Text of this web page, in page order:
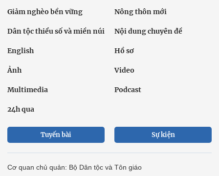
Giảm nghèo bền vững Nông thôn mới
Dân tộc thiểu số và miền núi Nội dung chuyên đề
English Hồ sơ
Ảnh Video
Multimedia Podcast
24h qua
Tuyến bài Sự kiện
Cơ quan chủ quản: Bộ Dân tộc và Tôn giáo